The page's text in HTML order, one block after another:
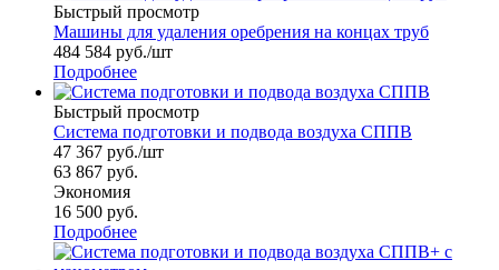
Быстрый просмотр
Машины для удаления оребрения на концах труб
484 584 руб./шт
Подробнее
Быстрый просмотр
Система подготовки и подвода воздуха СППВ
47 367 руб./шт
63 867 руб.
Экономия
16 500 руб.
Подробнее